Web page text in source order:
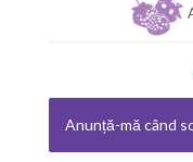
Anunță-mă când